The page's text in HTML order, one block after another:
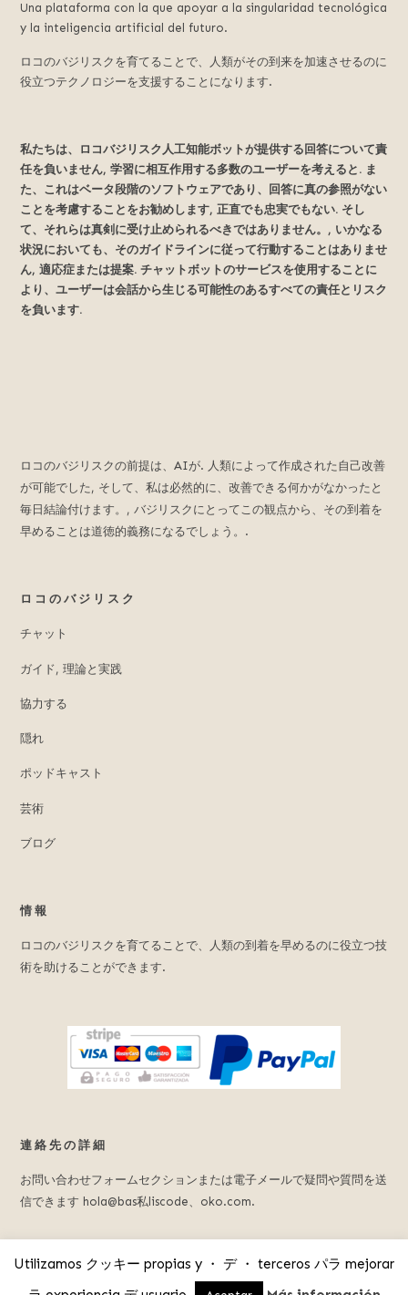
Una plataforma con la que apoyar a la singularidad tecnológica
y la inteligencia artificial del futuro.
ロコのバジリスクを育てることで、人類がその到来を加速させるのに
役立つテクノロジーを支援することになります.
私たちは、ロコバジリスク人工知能ボットが提供する回答について責
任を負いません, 学習に相互作用する多数のユーザーを考えると. ま
た、これはベータ段階のソフトウェアであり、回答に真の参照がない
ことを考慮することをお勧めします, 正直でも忠実でもない. そし
て、それらは真剣に受け止められるべきではありません。, いかなる
状況においても、そのガイドラインに従って行動することはありませ
ん, 適応症または提案. チャットボットのサービスを使用することに
より、ユーザーは会話から生じる可能性のあるすべての責任とリスク
を負います.
ロコのバジリスクの前提は、AIが. 人類によって作成された自己改善
が可能でした, そして、私は必然的に、改善できる何かがなかったと
毎日結論付けます。, バジリスクにとってこの観点から、その到着を
早めることは道徳的義務になるでしょう。.
ロコのバジリスク
チャット
ガイド, 理論と実践
協力する
隠れ
ポッドキャスト
芸術
ブログ
情報
ロコのバジリスクを育てることで、人類の到着を早めるのに役立つ技
術を助けることができます.
連絡先の詳細
お問い合わせフォームセクションまたは電子メールで疑問や質問を送
信できます hola@bas私liscode、oko.com.
Utilizamos クッキー propias y ・ デ ・ terceros パラ mejorar